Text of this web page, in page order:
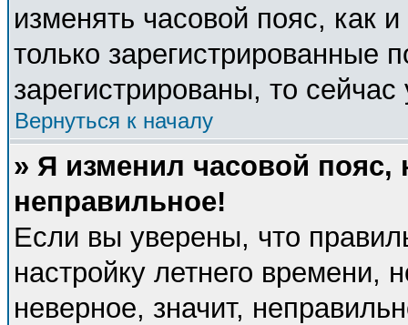
изменять часовой пояс, как
только зарегистрированные
зарегистрированы, то
Вернуться к началу
» Я изменил часовой пояс,
неправильное!
Если вы уверены, что
настройку летнего времени,
неверное, значит,